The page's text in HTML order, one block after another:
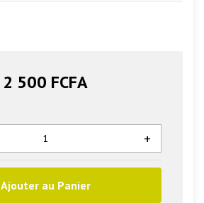
2 500 FCFA
+
Ajouter au Panier